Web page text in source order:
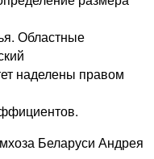
Областные
наделены правом
Беларуси Андрея